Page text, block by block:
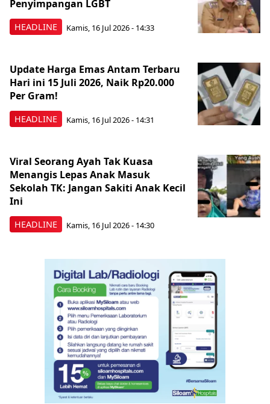
HEADLINE
Penyimpangan LGBT
Kamis, 16 Jul 2026 - 14:33
HEADLINE
Update Harga Emas Antam Terbaru
Hari ini 15 Juli 2026, Naik Rp20.000
Per Gram!
Kamis, 16 Jul 2026 - 14:31
HEADLINE
Viral Seorang Ayah Tak Kuasa
Menangis Lepas Anak Masuk
Sekolah TK: Jangan Sakiti Anak Kecil
Ini
Kamis, 16 Jul 2026 - 14:30